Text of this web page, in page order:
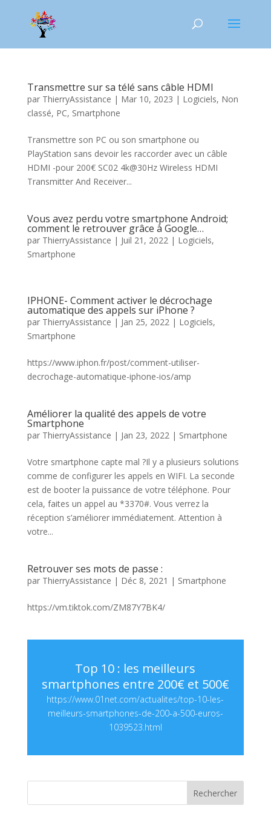
Transmettre sur sa télé sans câble HDMI
par ThierryAssistance | Mar 10, 2023 | Logiciels, Non
classé, PC, Smartphone
Transmettre son PC ou son smartphone ou
PlayStation sans devoir les raccorder avec un câble
HDMI -pour 200€ SC02 4k@30Hz Wireless HDMI
Transmitter And Receiver...
Vous avez perdu votre smartphone Android;
comment le retrouver grâce à Google…
par ThierryAssistance | Juil 21, 2022| Logiciels,
Smartphone
IPHONE- Comment activer le décrochage
automatique des appels sur iPhone ?
par ThierryAssistance | Jan 25, 2022| Logiciels,
Smartphone
https://www.iphon.fr/post/comment-utiliser-
decrochage-automatique-iphone-ios/amp
Améliorer la qualité des appels de votre
Smartphone
par ThierryAssistance | Jan 23, 2022| Smartphone
Votre smartphone capte mal ?Il y a plusieurs solutions
comme de configurer les appels en WIFI. La seconde
est de booter la puissance de votre téléphone. Pour
cela, faites un appel au *3370#. Vous verrez la
réception s’améliorer immédiatement. Attention à
votre...
Retrouver ses mots de passe :
par ThierryAssistance | Déc 8, 2021 | Smartphone
https://vm.tiktok.com/ZM87Y7BK4/
Top 10 : les meilleurs
smartphones entre 200€ et 500€
https://www.01net.com/actualites/top-10-les-
meilleurs-smartphones-de-200-a-500-euros-
1039523.html
Rechercher